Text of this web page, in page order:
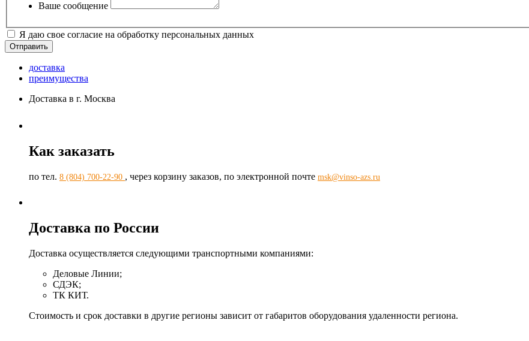
Ваше сообщение
Я даю свое согласие на обработку персональных данных
доставка
преимущества
Доставка в г. Москва
Как заказать
по тел. 8 (804) 700-22-90 , через корзину заказов, по электронной почте msk@vinso-azs.ru
Доставка по России
Доставка осуществляется следующими транспортными компаниями:
Деловые Линии;
СДЭК;
ТК КИТ.
Стоимость и срок доставки в другие регионы зависит от габаритов оборудования удаленности региона.